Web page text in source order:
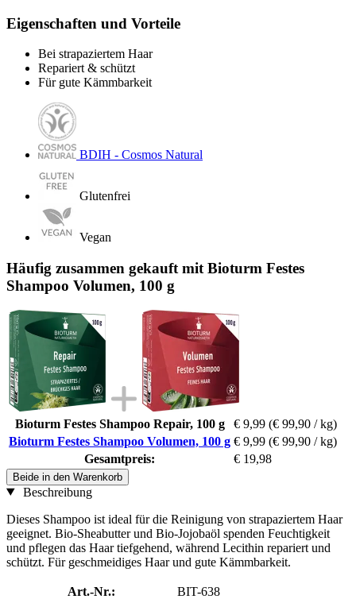
Eigenschaften und Vorteile
Bei strapaziertem Haar
Repariert & schützt
Für gute Kämmbarkeit
BDIH - Cosmos Natural
Glutenfrei
Vegan
Häufig zusammen gekauft mit Bioturm Festes
Shampoo Volumen, 100 g
Bioturm Festes Shampoo Repair, 100 g € 9,99 (€ 99,90 / kg)
Bioturm Festes Shampoo Volumen, 100 g € 9,99 (€ 99,90 / kg)
Gesamtpreis:
€ 19,98
Beide in den Warenkorb
Beschreibung
Dieses Shampoo ist ideal für die Reinigung von strapaziertem Haar
geeignet. Bio-Sheabutter und Bio-Jojobaöl spenden Feuchtigkeit
und pflegen das Haar tiefgehend, während Lecithin repariert und
schützt. Für geschmeidiges Haar und gute Kämmbarkeit.
Art.-Nr.:
BIT-638